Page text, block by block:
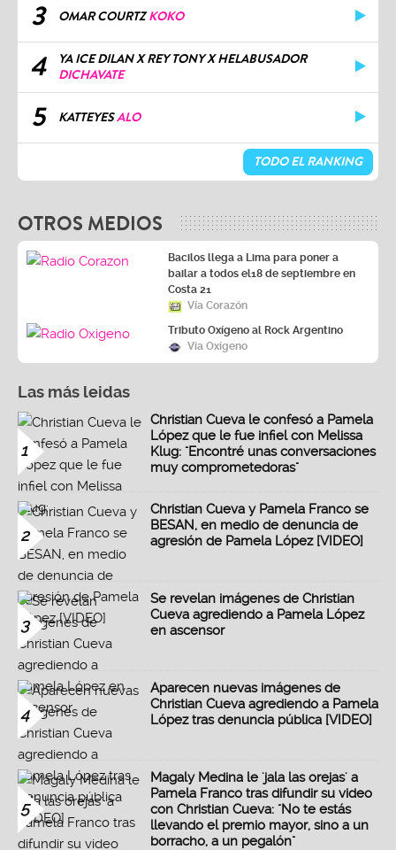
3 OMAR COURTZKOKO
4
YA ICE DILAN X REY TONY X HELABUSADOR
DICHAVATE
5 KATTEYESALO
TODO EL RANKING
OTROS MEDIOS
Bacilos llega a Lima para poner a
bailar a todos el18 de septiembre en
Costa 21
Vía Corazón
Tributo Oxígeno al Rock Argentino
Vía Oxígeno
Las más leidas
1
Christian Cueva le confesó a Pamela
López que le fue infiel con Melissa
Klug: "Encontré unas conversaciones
muy comprometedoras"
2
Christian Cueva y Pamela Franco se
BESAN, en medio de denuncia de
agresión de Pamela López [VIDEO]
3
Se revelan imágenes de Christian
Cueva agrediendo a Pamela López
en ascensor
4
Aparecen nuevas imágenes de
Christian Cueva agrediendo a Pamela
López tras denuncia pública [VIDEO]
5
Magaly Medina le 'jala las orejas' a
Pamela Franco tras difundir su video
con Christian Cueva: "No te estás
llevando el premio mayor, sino a un
borracho, a un pegalón"